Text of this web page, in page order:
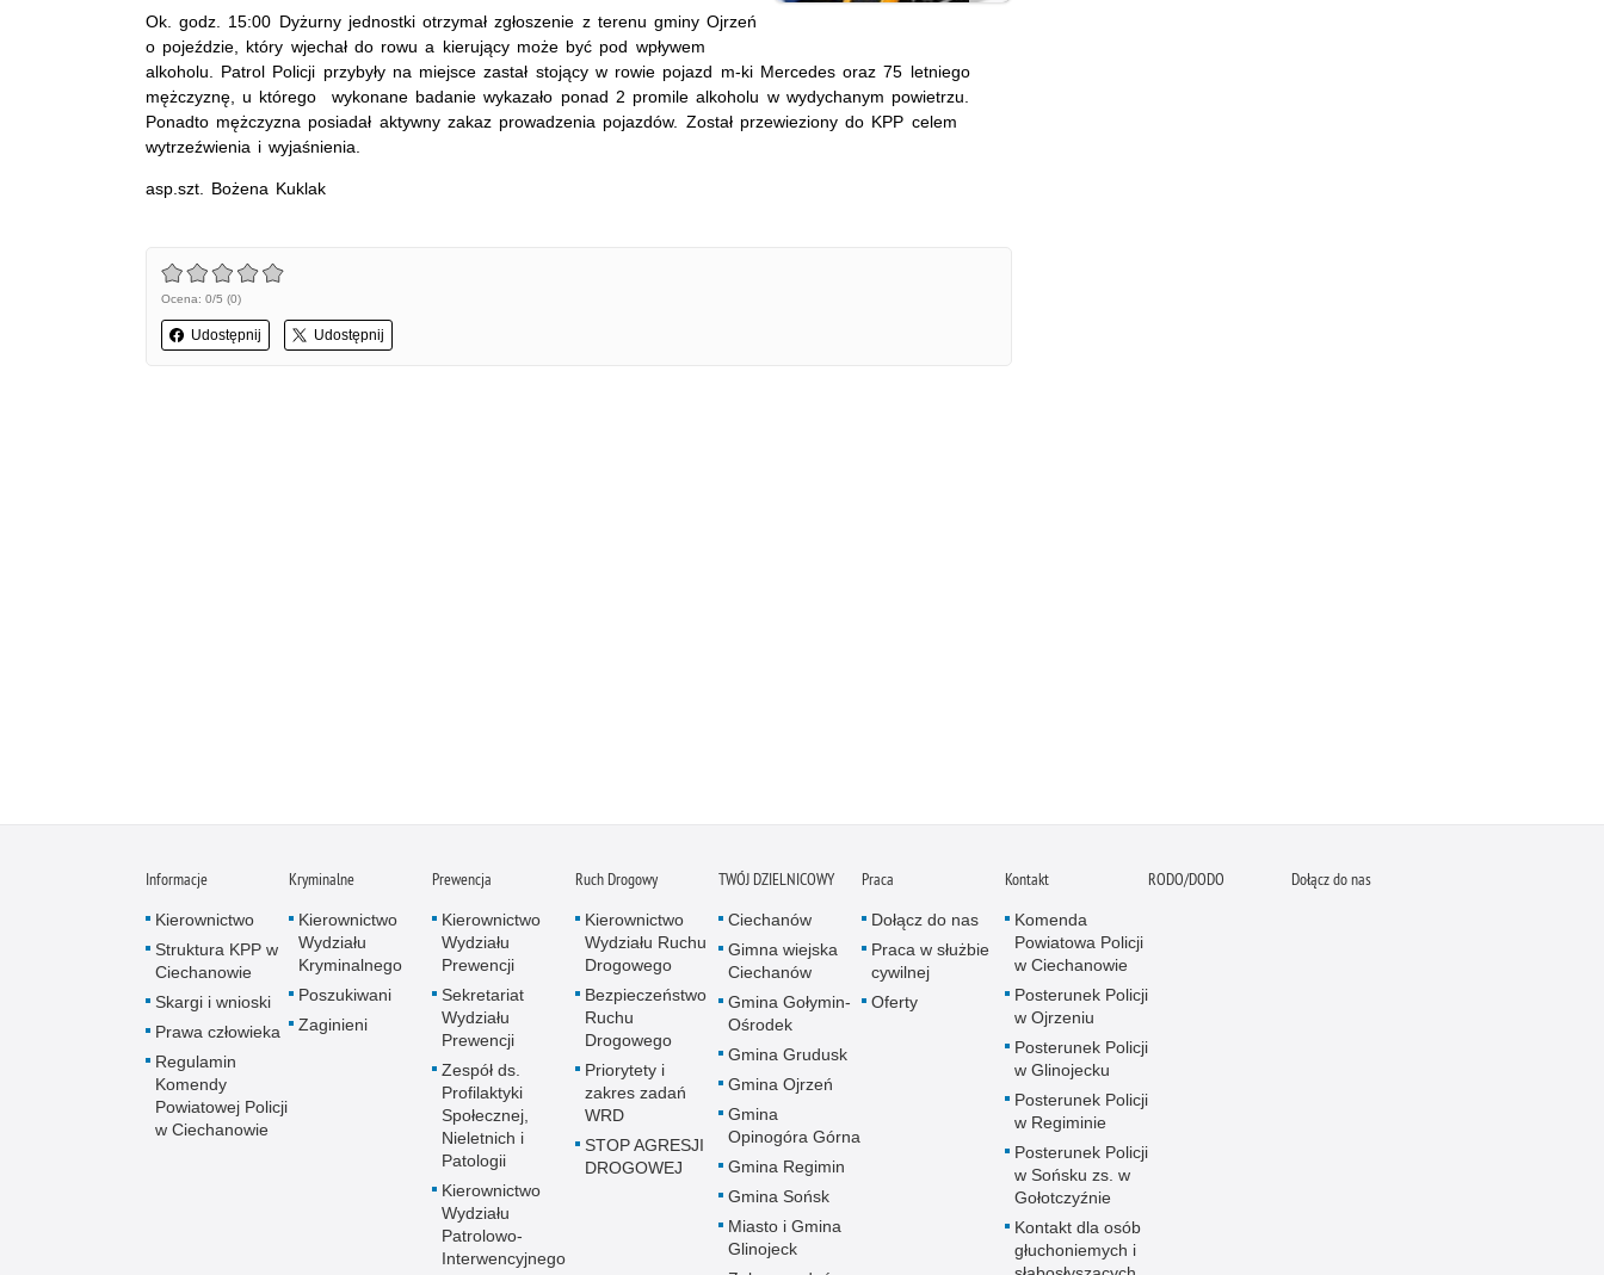
Ok. godz. 15:00 Dyżurny jednostki otrzymał zgłoszenie z terenu gminy Ojrzeń
o pojeździe, który wjechał do rowu a kierujący może być pod wpływem
alkoholu. Patrol Policji przybyły na miejsce zastał stojący w rowie pojazd m-ki Mercedes oraz 75 letniego
mężczyznę, u którego wykonane badanie wykazało ponad 2 promile alkoholu w wydychanym powietrzu.
Ponadto mężczyzna posiadał aktywny zakaz prowadzenia pojazdów. Został przewieziony do KPP celem
wytrzeźwienia i wyjaśnienia.
asp.szt. Bożena Kuklak
Ocena: 0/5 (0)
Udostępnij Udostępnij
Informacje
Kierownictwo
Struktura KPP w
Ciechanowie
Skargi i wnioski
Prawa człowieka
Regulamin
Komendy
Powiatowej Policji
w Ciechanowie
Kryminalne
Kierownictwo
Wydziału
Kryminalnego
Poszukiwani
Zaginieni
Prewencja
Kierownictwo
Wydziału
Prewencji
Sekretariat
Wydziału
Prewencji
Zespół ds.
Profilaktyki
Społecznej,
Nieletnich i
Patologii
Kierownictwo
Wydziału
Patrolowo-
Interwencyjnego
Ruch Drogowy
Kierownictwo
Wydziału Ruchu
Drogowego
Bezpieczeństwo
Ruchu
Drogowego
Priorytety i
zakres zadań
WRD
STOP AGRESJI
DROGOWEJ
TWÓJ DZIELNICOWY
Ciechanów
Gimna wiejska
Ciechanów
Gmina Gołymin-
Ośrodek
Gmina Grudusk
Gmina Ojrzeń
Gmina
Opinogóra Górna
Gmina Regimin
Gmina Sońsk
Miasto i Gmina
Glinojeck
Praca
Dołącz do nas
Praca w służbie
cywilnej
Oferty
Kontakt
Komenda
Powiatowa Policji
w Ciechanowie
Posterunek Policji
w Ojrzeniu
Posterunek Policji
w Glinojecku
Posterunek Policji
w Regiminie
Posterunek Policji
w Sońsku zs. w
Gołotczyźnie
Kontakt dla osób
głuchoniemych i
RODO/DODO Dołącz do nas